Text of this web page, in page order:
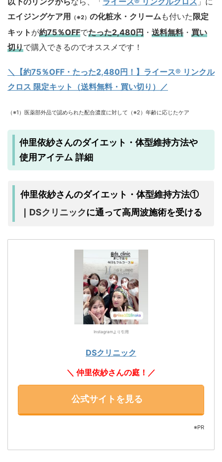
エイジングケア用
（※2） の化粧水・クリームも付いた 限定
キット が約75％OFFでたった2,480円 ・ 送料無料・ 買い
切りで購入できるのでオススメです！
＼【約75％OFF・たった2,480円！ 】ライース® リンクル
クロス 限定キット（送料無料・買い切り）／
（※1）医薬部外品で認められた配合濃度に対して（※2）年齢に応じたケア
仲里依紗さんのダイエット・体型維持方法や
使用アイテム 詳細
仲里依紗さんのダイエット・体型維持方法①
DSクリニックに通って高周波施術を受ける
Instagramより引用
DSクリニック
＼ 仲里依紗さんの庭！／
公式サイトを見る
※PR